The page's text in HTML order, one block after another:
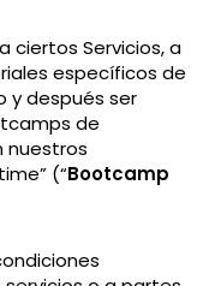
ciertos Servicios, a
específicos de
y después ser
de
nuestros
(“Bootcamp